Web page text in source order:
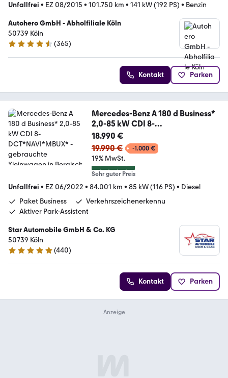
Unfallfrei • EZ 08/2015 • 101.750 km • 141 kW (192 PS) • Benzin
Autohero GmbH - Abholfiliale Köln
50739 Köln
4.6 Sterne
(365)
Kontakt Parken
Mercedes-Benz A 180 d Business*
2,0-85 kW CDI 8-
DCT*NAVI*MBUX*
18.990 €
19.990 €
-1.000 €
19% MwSt.
Sehr guter Preis
Unfallfrei • EZ 06/2022 • 84.001 km • 85 kW (116 PS) • Diesel
Paket Business
Verkehrszeichenerkennu
Aktiver Park-Assistent
Star Automobile GmbH & Co. KG
50739 Köln
4.8 Sterne
(440)
Kontakt Parken